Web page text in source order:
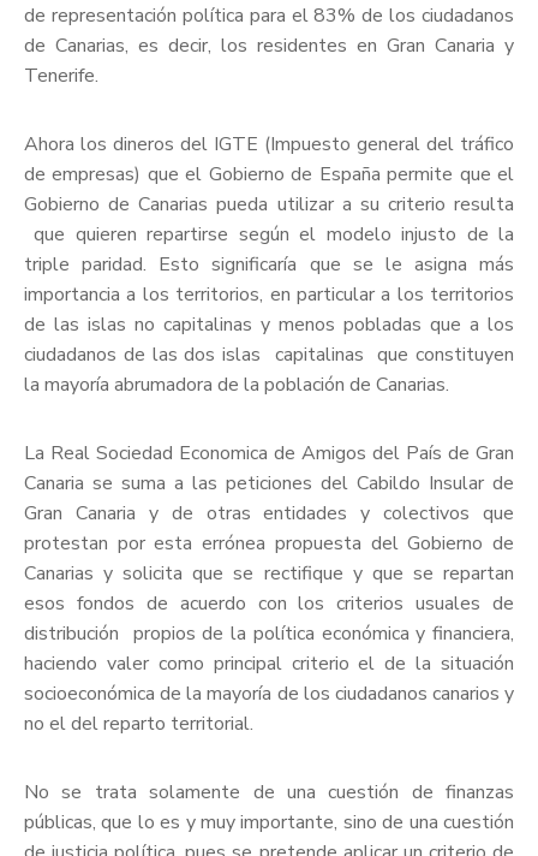
de representación política para el 83% de los ciudadanos
de Canarias, es decir, los residentes en Gran Canaria y
Tenerife.
Ahora los dineros del IGTE (Impuesto general del tráfico
de empresas) que el Gobierno de España permite que el
Gobierno de Canarias pueda utilizar a su criterio resulta
que quieren repartirse según el modelo injusto de la
triple paridad. Esto significaría que se le asigna más
importancia a los territorios, en particular a los territorios
de las islas no capitalinas y menos pobladas que a los
ciudadanos de las dos islas capitalinas que constituyen
la mayoría abrumadora de la población de Canarias.
La Real Sociedad Economica de Amigos del País de Gran
Canaria se suma a las peticiones del Cabildo Insular de
Gran Canaria y de otras entidades y colectivos que
protestan por esta errónea propuesta del Gobierno de
Canarias y solicita que se rectifique y que se repartan
esos fondos de acuerdo con los criterios usuales de
distribución propios de la política económica y financiera,
haciendo valer como principal criterio el de la situación
socioeconómica de la mayoría de los ciudadanos canarios y
no el del reparto territorial.
No se trata solamente de una cuestión de finanzas
públicas, que lo es y muy importante, sino de una cuestión